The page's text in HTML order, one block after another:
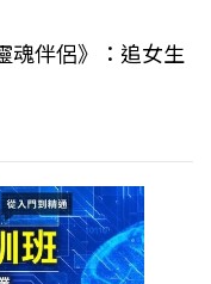
魂伴侶》：追女生